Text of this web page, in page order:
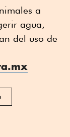
a
agua,
del uso de